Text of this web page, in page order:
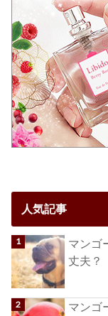
人気記事
マンゴ
丈夫？
マンゴ